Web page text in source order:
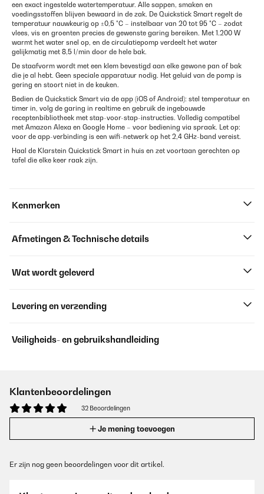
een exact ingestelde watertemperatuur. Alle sappen, smaken en
voedingsstoffen blijven bewaard in de zak. De Quickstick Smart regelt de
temperatuur nauwkeurig op ±0,5 °C – instelbaar van 20 tot 95 °C – zodat
vlees, vis en groenten precies de gewenste garing bereiken. Met 1.200 W
warmt het water snel op, en de circulatiepomp verdeelt het water
gelijkmatig met 8,5 l/min door de hele bak.
De staafvorm wordt met een klem bevestigd aan elke gewone pan of bak
die je al hebt. Geen speciale apparatuur nodig. Het geluid van de pomp is
gering en stoort niet in de keuken.
Bedien de Quickstick Smart via de app (iOS of Android): stel temperatuur en
timer in, volg de garing in realtime en gebruik de ingebouwde
receptenbibliotheek met stap-voor-stap-instructies. Volledig compatibel
met Amazon Alexa en Google Home – voor bediening via spraak. Let op:
voor de app-verbinding is een wifi-netwerk op het 2,4 GHz-band vereist.
Haal de Klarstein Quickstick Smart in huis en zet voortaan gerechten op
tafel die elke keer raak zijn.
Kenmerken
Afmetingen & Technische details
Wat wordt geleverd
Levering en verzending
Veiligheids- en gebruikshandleiding
Klantenbeoordelingen
32 Beoordelingen
Je mening toevoegen
Er zijn nog geen beoordelingen voor dit artikel.